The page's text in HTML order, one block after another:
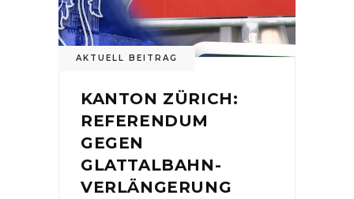
AKTUELL BEITRAG
KANTON ZÜRICH:
REFERENDUM
GEGEN
GLATTALBAHN-
VERLÄNGERUNG